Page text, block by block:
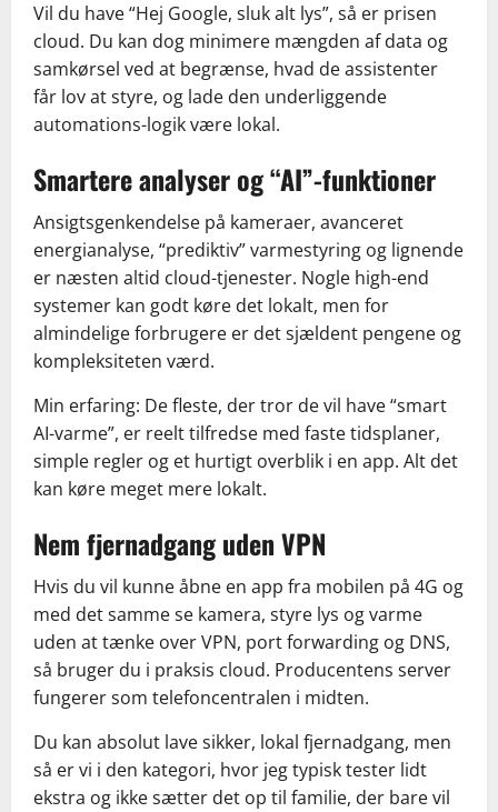
Vil du have “Hej Google, sluk alt lys”, så er prisen
cloud. Du kan dog minimere mængden af data og
samkørsel ved at begrænse, hvad de assistenter
får lov at styre, og lade den underliggende
automations-logik være lokal.
Smartere analyser og “AI”-funktioner
Ansigtsgenkendelse på kameraer, avanceret
energianalyse, “prediktiv” varmestyring og lignende
er næsten altid cloud-tjenester. Nogle high-end
systemer kan godt køre det lokalt, men for
almindelige forbrugere er det sjældent pengene og
kompleksiteten værd.
Min erfaring: De fleste, der tror de vil have “smart
AI-varme”, er reelt tilfredse med faste tidsplaner,
simple regler og et hurtigt overblik i en app. Alt det
kan køre meget mere lokalt.
Nem fjernadgang uden VPN
Hvis du vil kunne åbne en app fra mobilen på 4G og
med det samme se kamera, styre lys og varme
uden at tænke over VPN, port forwarding og DNS,
så bruger du i praksis cloud. Producentens server
fungerer som telefoncentralen i midten.
Du kan absolut lave sikker, lokal fjernadgang, men
så er vi i den kategori, hvor jeg typisk tester lidt
ekstra og ikke sætter det op til familie, der bare vil